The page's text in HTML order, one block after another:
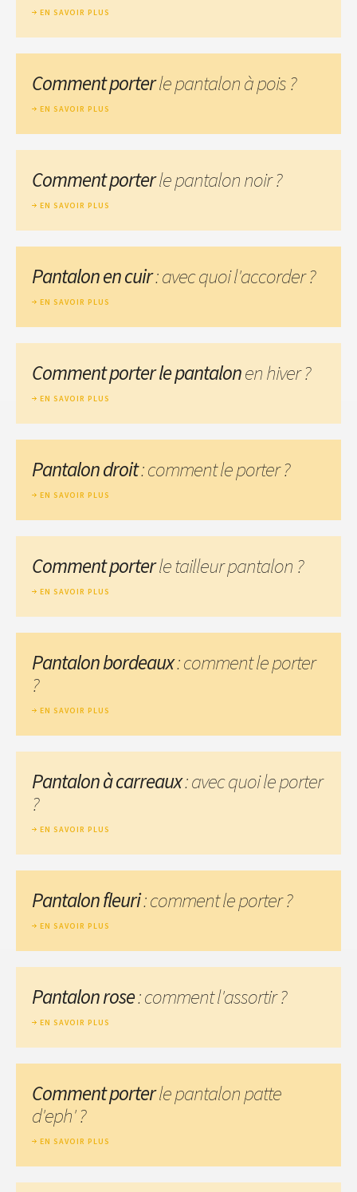
EN SAVOIR PLUS
Comment porterle pantalon à pois ?
EN SAVOIR PLUS
Comment porterle pantalon noir ?
EN SAVOIR PLUS
Pantalon en cuir: avec quoi l'accorder ?
EN SAVOIR PLUS
Comment porter le pantalonen hiver ?
EN SAVOIR PLUS
Pantalon droit: comment le porter ?
EN SAVOIR PLUS
Comment porterle tailleur pantalon ?
EN SAVOIR PLUS
Pantalon bordeaux: comment le porter
?
EN SAVOIR PLUS
Pantalon à carreaux: avec quoi le porter
?
EN SAVOIR PLUS
Pantalon fleuri: comment le porter ?
EN SAVOIR PLUS
Pantalon rose: comment l'assortir ?
EN SAVOIR PLUS
Comment porterle pantalon patte
d'eph' ?
EN SAVOIR PLUS